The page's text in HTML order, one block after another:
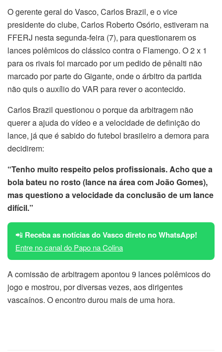
O gerente geral do Vasco, Carlos Brazil, e o vice
presidente do clube, Carlos Roberto Osório, estiveram na
FFERJ nesta segunda-feira (7), para questionarem os
lances polêmicos do clássico contra o Flamengo. O 2 x 1
para os rivais foi marcado por um pedido de pênalti não
marcado por parte do Gigante, onde o árbitro da partida
não quis o auxílio do VAR para rever o acontecido.
Carlos Brazil questionou o porque da arbitragem não
querer a ajuda do vídeo e a velocidade de definição do
lance, já que é sabido do futebol brasileiro a demora para
decidirem:
“Tenho muito respeito pelos profissionais. Acho que a
bola bateu no rosto (lance na área com João Gomes),
mas questiono a velocidade da conclusão de um lance
difícil.”
📲 Receba as notícias do Vasco direto no WhatsApp!
Entre no canal do Papo na Colina
A comissão de arbitragem apontou 9 lances polêmicos do
jogo e mostrou, por diversas vezes, aos dirigentes
vascaínos. O encontro durou mais de uma hora.